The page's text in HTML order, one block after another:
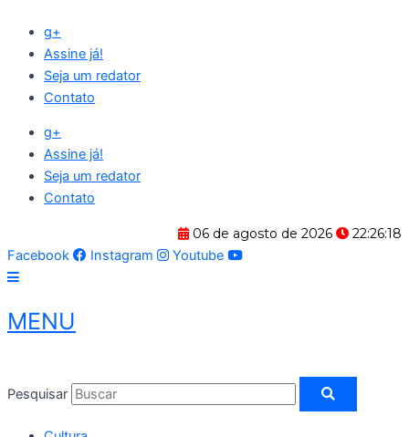
para
conteúdo
g+
Assine já!
Seja um redator
Contato
g+
Assine já!
Seja um redator
Contato
06 de agosto de 2026
22:26:19
Facebook
Instagram Youtube
MENU
Pesquisar